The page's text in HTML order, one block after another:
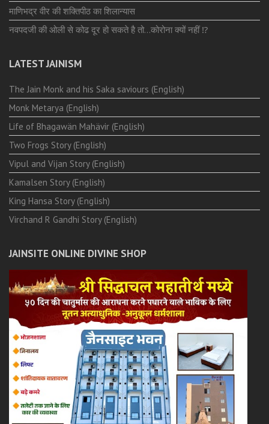
माणिभद्र वीर की शक्तिपीठ का शिलान्यास
नवपदजी की ओली से कोढ दूर हो सकते है तो…कोरोना क्यों नहीं ⁉️
LATEST JAINISM
The Jain Monk and his Saka saviours (English)
Monk Metarya (English)
Life of Bhagawän Mahävir (English)
Two Frogs Story (English)
Vipul and Vijan Story (English)
Kamalsen Story (English)
King Hansa Story (English)
Virchand R Gandhi Story (English)
JAINSITE ONLINE DIVINE SHOP